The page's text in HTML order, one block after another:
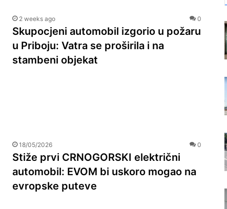
2 weeks ago 0
Skupocjeni automobil izgorio u požaru
u Priboju: Vatra se proširila i na
stambeni objekat
18/05/2026 0
Stiže prvi CRNOGORSKI električni
automobil: EVOM bi uskoro mogao na
evropske puteve